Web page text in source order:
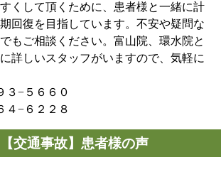
くして頂くために、患者様と一緒に計
回復を目指しています。不安や疑問な
もご相談ください。富山院、環水院と
詳しいスタッフがいますので、気軽に
３−５６６０
４−６２２８
通事故】患者様の声